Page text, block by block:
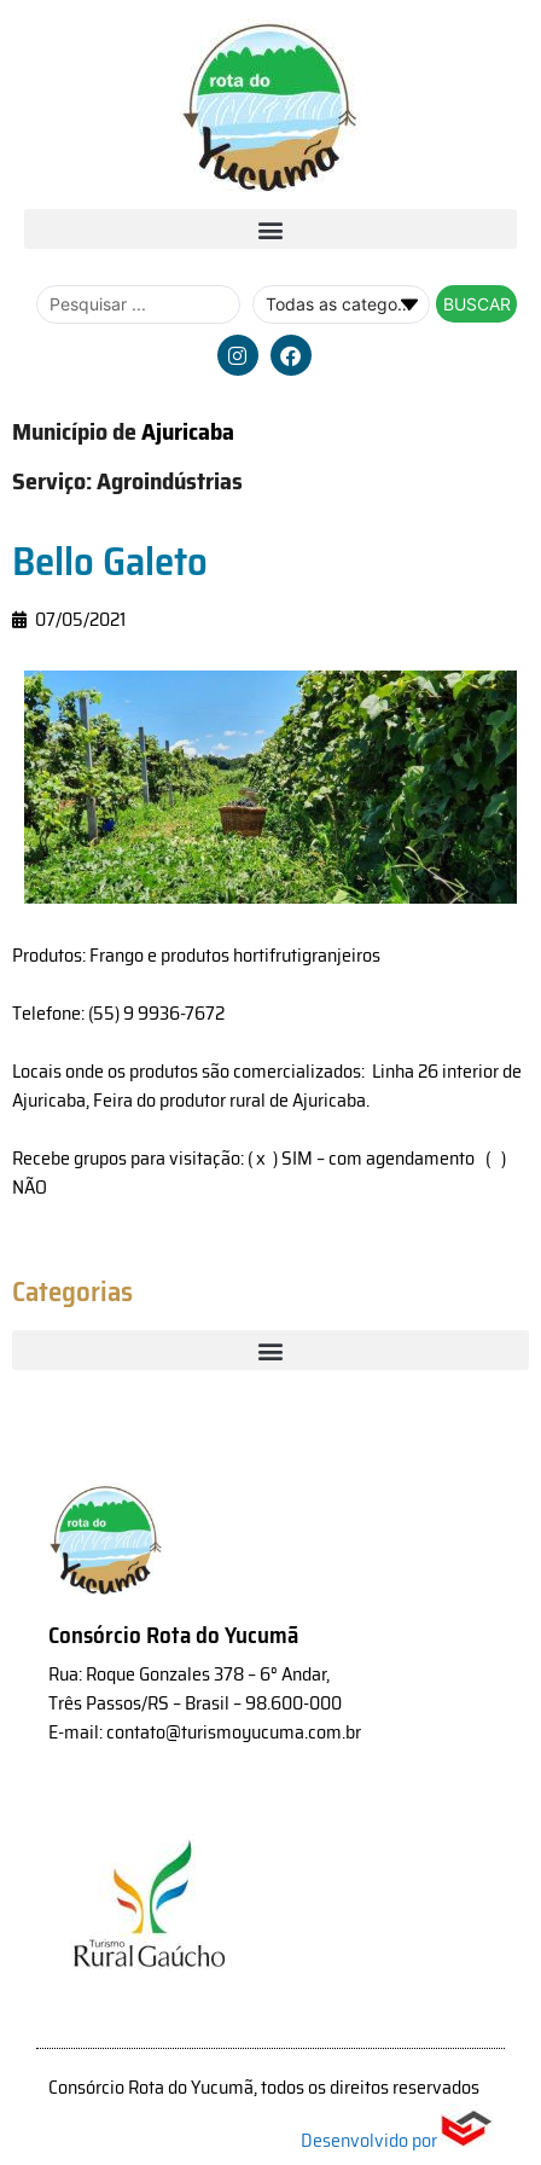
BUSCAR
Município deAjuricaba
Serviço:Agroindústrias
Bello Galeto
07/05/2021
Produtos: Frango e produtos hortifrutigranjeiros
Telefone: (55) 9 9936-7672
Locais onde os produtos são comercializados: Linha 26 interior de
Ajuricaba, Feira do produtor rural de Ajuricaba.
Recebe grupos para visitação: ( x ) SIM – com agendamento ( )
NÃO
Categorias
Consórcio Rota do Yucumã
Rua: Roque Gonzales 378 – 6° Andar,
Três Passos/RS – Brasil – 98.600-000
E-mail: contato@turismoyucuma.com.br
Consórcio Rota do Yucumã, todos os direitos reservados
Desenvolvido por